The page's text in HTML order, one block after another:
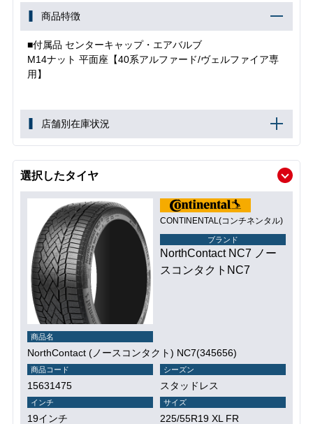
商品特徴
■付属品 センターキャップ・エアバルブ
M14ナット 平面座【40系アルファード/ヴェルファイア専
用】
店舗別在庫状況
選択したタイヤ
CONTINENTAL(コンチネンタル)
ブランド
NorthContact NC7 ノー
スコンタクトNC7
商品名
NorthContact (ノースコンタクト) NC7(345656)
商品コード
15631475
シーズン
スタッドレス
インチ
19インチ
サイズ
225/55R19 XL FR